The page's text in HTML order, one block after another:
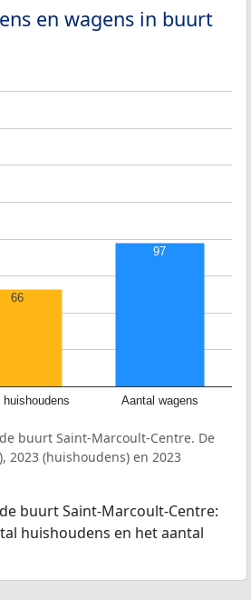
en wagens in buurt
huishoudens Aantal wagens
66
97
buurt Saint-Marcoult-Centre. De
2023 (huishoudens) en 2023
buurt Saint-Marcoult-Centre:
huishoudens en het aantal